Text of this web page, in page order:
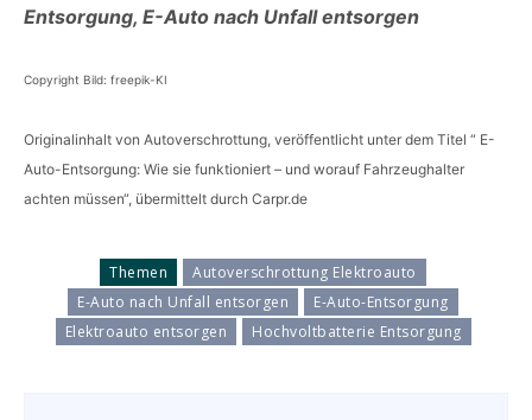
Entsorgung, E-Auto nach Unfall entsorgen
Copyright Bild: freepik-KI
Originalinhalt von Autoverschrottung, veröffentlicht unter dem Titel “ E-
Auto-Entsorgung: Wie sie funktioniert – und worauf Fahrzeughalter
achten müssen“, übermittelt durch Carpr.de
Themen
Autoverschrottung Elektroauto
E-Auto nach Unfall entsorgen
E-Auto-Entsorgung
Elektroauto entsorgen
Hochvoltbatterie Entsorgung